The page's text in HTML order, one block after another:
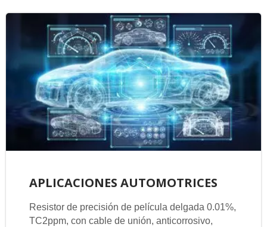
APLICACIONES AUTOMOTRICES
Resistor de precisión de película delgada 0.01%,
TC2ppm, con cable de unión, anticorrosivo,